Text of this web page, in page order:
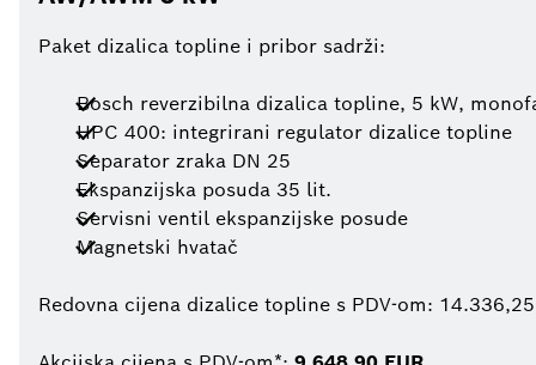
Paket dizalica topline i pribor sadrži:
Bosch reverzibilna dizalica topline, 5 kW,
HPC 400: integrirani regulator dizalice topline
Separator zraka DN 25
Ekspanzijska posuda 35 lit.
Servisni ventil ekspanzijske posude
Magnetski hvatač
Redovna cijena dizalice topline s PDV-om: 14.336,25